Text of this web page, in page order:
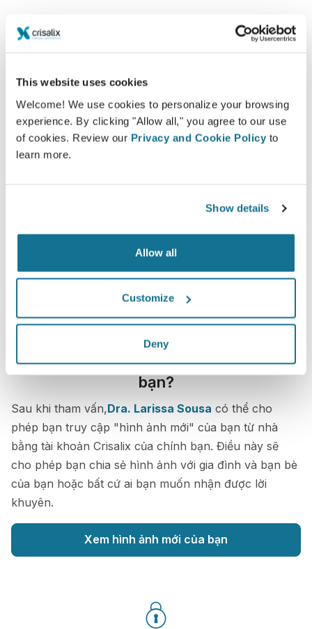
This website uses cookies
Welcome! We use cookies to personalize your browsing
experience. By clicking "Allow all," you agree to our use
of cookies. Review our Privacy and Cookie Policy to
learn more.
Show details
Allow all
Customize
Deny
*Khảo sát trực tuyến được tiến hành giữa các bệnh nhân nâng
Bạn muốn biết những gì tốt nhất cho
bạn?
Sau khi tham vấn,Dra. Larissa Sousa có thể cho
phép bạn truy cập "hình ảnh mới" của bạn từ nhà
bằng tài khoản Crisalix của chính bạn. Điều này sẽ
cho phép bạn chia sẻ hình ảnh với gia đình và bạn bè
của bạn hoặc bất cứ ai bạn muốn nhận được lời
khuyên.
Xem hình ảnh mới của bạn